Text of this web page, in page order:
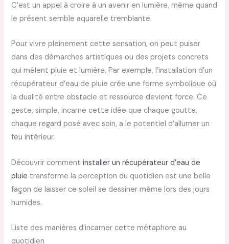
C’est un appel à croire à un avenir en lumière, même quand
le présent semble aquarelle tremblante.
Pour vivre pleinement cette sensation, on peut puiser
dans des démarches artistiques ou des projets concrets
qui mêlent pluie et lumière. Par exemple, l’installation d’un
récupérateur d’eau de pluie crée une forme symbolique où
la dualité entre obstacle et ressource devient force. Ce
geste, simple, incarne cette idée que chaque goutte,
chaque regard posé avec soin, a le potentiel d’allumer un
feu intérieur.
Découvrir commentinstaller un récupérateur d’eau de
pluie transforme la perception du quotidien est une belle
façon de laisser ce soleil se dessiner même lors des jours
humides.
Liste des manières d’incarner cette métaphore au
quotidien